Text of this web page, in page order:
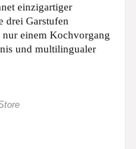
einzigartiger
drei Garstufen
einem Kochvorgang
und multilingualer